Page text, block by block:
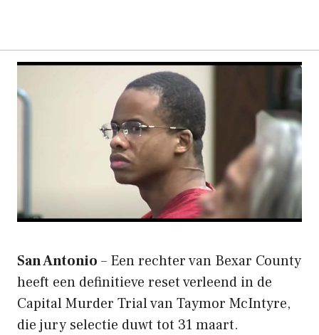
San Antonio – Een rechter van Bexar County
heeft een definitieve reset verleend in de
Capital Murder Trial van Taymor McIntyre,
die jury selectie duwt tot 31 maart.